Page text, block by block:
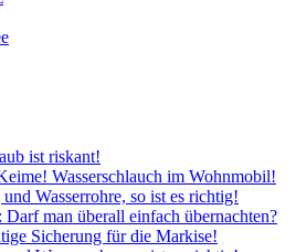
ist riskant!
Wasserschlauch im Wohnmobil!
Wasserrohre, so ist es richtig!
man überall einfach übernachten?
Sicherung für die Markise!